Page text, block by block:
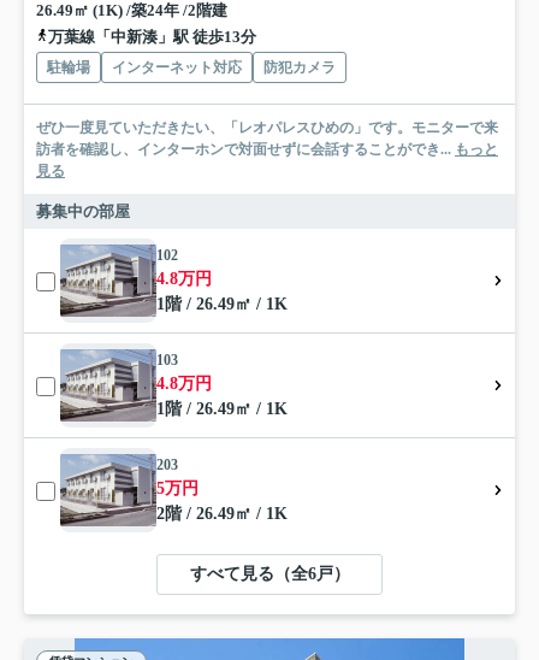
26.49㎡ (1K) /築24年 /2階建
万葉線「中新湊」駅 徒歩13分
駐輪場 インターネット対応 防犯カメラ
ぜひ一度見ていただきたい、「レオパレスひめの」です。モニターで来
訪者を確認し、インターホンで対面せずに会話することができ... もっと
見る
募集中の部屋
102
4.8万円
1階 / 26.49㎡ / 1K
103
4.8万円
1階 / 26.49㎡ / 1K
203
5万円
2階 / 26.49㎡ / 1K
すべて見る（全6戸）